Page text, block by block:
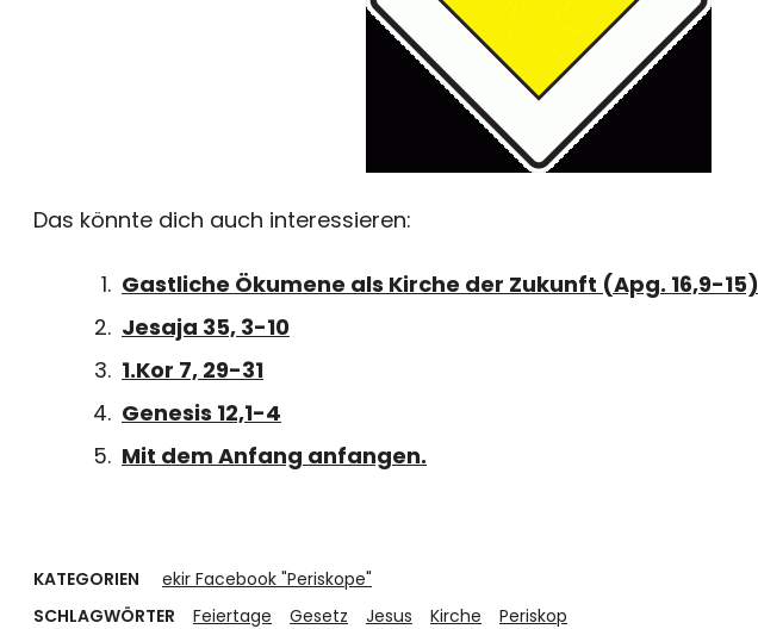
Das könnte dich auch interessieren:
Gastliche Ökumene als Kirche der Zukunft (Apg. 16,9-15)
Jesaja 35, 3-10
1.Kor 7, 29-31
Genesis 12,1-4
Mit dem Anfang anfangen.
KATEGORIEN
ekir Facebook "Periskope"
SCHLAGWÖRTER
Feiertage Gesetz Jesus Kirche Periskop